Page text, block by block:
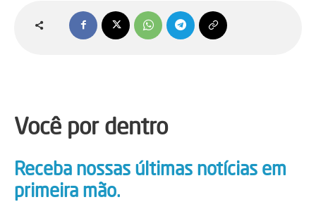
Você por dentro
Receba nossas últimas notícias em
primeira mão.